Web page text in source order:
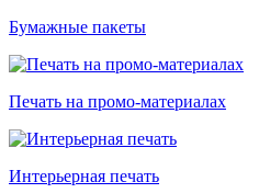
Бумажные пакеты
Печать на промо-материалах
Интерьерная печать